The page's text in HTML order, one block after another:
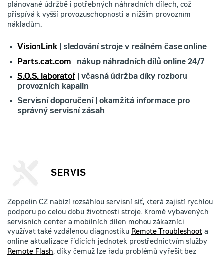
plánované údržbě i potřebných náhradních dílech, což
přispívá k vyšší provozuschopnosti a nižším provozním
nákladům.
VisionLink | sledování stroje v reálném čase online
Parts.cat.com | nákup náhradních dílů online 24/7
S.O.S. laboratoř | včasná údržba díky rozboru
provozních kapalin
Servisní doporučení | okamžitá informace pro
správný servisní zásah
SERVIS
Zeppelin CZ nabízí rozsáhlou servisní síť, která zajistí rychlou
podporu po celou dobu životnosti stroje. Kromě vybavených
servisních center a mobilních dílen mohou zákazníci
využívat také vzdálenou diagnostiku Remote Troubleshoot a
online aktualizace řídicích jednotek prostřednictvím služby
Remote Flash, díky čemuž lze řadu problémů vyřešit bez